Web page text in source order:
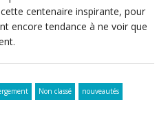
centenaire inspirante, pour
encore tendance à ne voir que
Non classé
nouveautés